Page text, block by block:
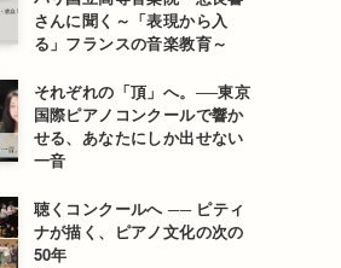
さんに聞く～「表現から入
る」フランスの音楽教育～
それぞれの「頂」へ。──東京
国際ピアノコンクールで響か
せる、あなたにしか出せない
一音
聴くコンクールへ ── ピティ
ナが描く、ピアノ文化の次の
50年